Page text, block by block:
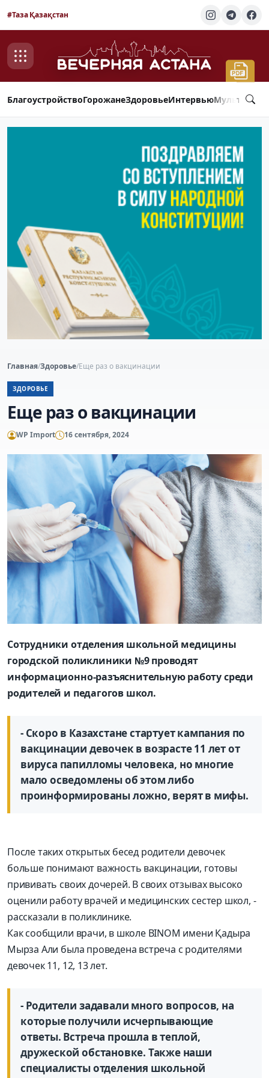
#Таза Қазақстан
БлагоустройствоГорожанеЗдоровьеИнтервью
Главная/Здоровье/Еще раз о вакцинации
ЗДОРОВЬЕ
Еще раз о вакцинации
WP Import 16 сентября, 2024
Сотрудники отделения школьной медицины
городской поликлиники №9 проводят
информационно-разъяснительную работу среди
родителей и педагогов школ.
- Скоро в Казахстане стартует кампания по
вакцинации девочек в возрасте 11 лет от
вируса папилломы человека, но многие
мало осведомлены об этом либо
проинформированы ложно, верят в мифы.
После таких открытых бесед родители девочек
больше понимают важность вакцинации, готовы
прививать своих дочерей. В своих отзывах высоко
оценили работу врачей и медицинских сестер школ, -
рассказали в поликлинике.
Как сообщили врачи, в школе BINOM имени Қадыра
Мырза Али была проведена встреча с родителями
девочек 11, 12, 13 лет.
- Родители задавали много вопросов, на
которые получили исчерпывающие
ответы. Встреча прошла в теплой,
дружеской обстановке. Также наши
специалисты отделения школьной